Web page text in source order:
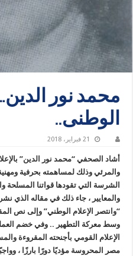
محمد نور
الوطنى..
21 فبراير، 2018
أشاد الصحفي “محمد نور الدين”
والمرئي وذلك لمساهمته بحرفية
الشرسة التي تقودها قواتنا المسلحة
والمعايير ، جاء ذلك في مقاله الذي
“وانتصر الإعلام الوطني” وإلى نص
وسط معركة التطهير .. وفي خضم
الإعلام القومي بأجنحته المقروءة
مصر المحروسة مؤديًا دورًا بارزًا ،